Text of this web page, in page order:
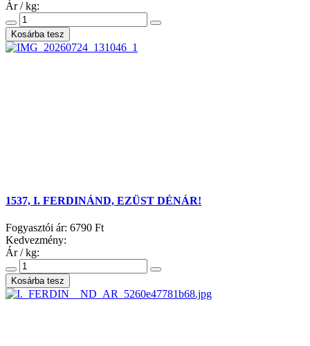
Ár / kg:
1537, I. FERDINÁND, EZÜST DÉNÁR!
Fogyasztói ár: 6790 Ft
Kedvezmény:
Ár / kg: